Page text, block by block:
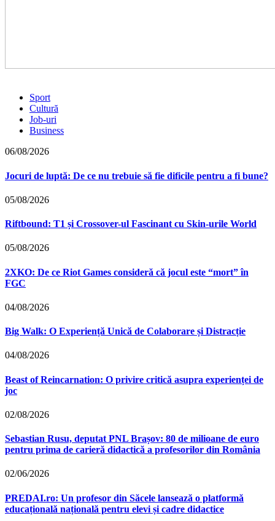
Sport
Cultură
Job-uri
Business
06/08/2026
Jocuri de luptă: De ce nu trebuie să fie dificile pentru a fi bune?
05/08/2026
Riftbound: T1 și Crossover-ul Fascinant cu Skin-urile World
05/08/2026
2XKO: De ce Riot Games consideră că jocul este “mort” în
FGC
04/08/2026
Big Walk: O Experiență Unică de Colaborare și Distracție
04/08/2026
Beast of Reincarnation: O privire critică asupra experienței de
joc
02/08/2026
Sebastian Rusu, deputat PNL Brașov: 80 de milioane de euro
pentru prima de carieră didactică a profesorilor din România
02/06/2026
PREDAI.ro: Un profesor din Săcele lansează o platformă
educațională națională pentru elevi și cadre didactice